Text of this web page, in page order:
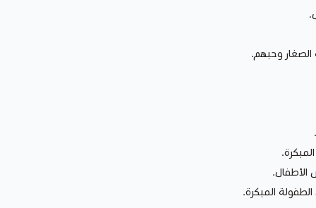
وحبهم.
الأطفال.
المبكرة.